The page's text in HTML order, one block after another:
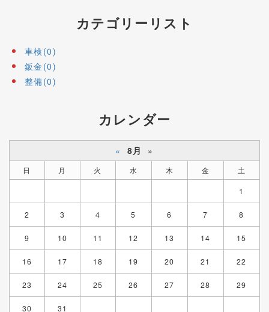
カテゴリーリスト
車検(0)
鈑金(0)
整備(0)
カレンダー
« 8月 »
日 月 火 水 木 金 土
1
2 3 4 5 6 7 8
9 10 11 12 13 14 15
16 17 18 19 20 21 22
23 24 25 26 27 28 29
30 31